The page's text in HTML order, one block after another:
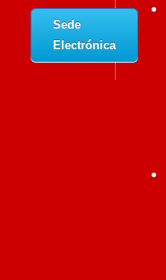
Sede
Electrónica